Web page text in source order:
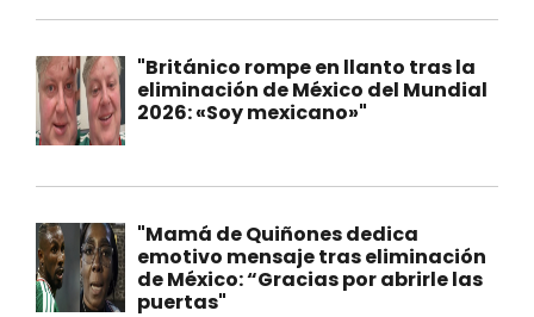
"Británico rompe en llanto tras la
eliminación de México del Mundial
2026: «Soy mexicano»"
"Mamá de Quiñones dedica
emotivo mensaje tras eliminación
de México: “Gracias por abrirle las
puertas"